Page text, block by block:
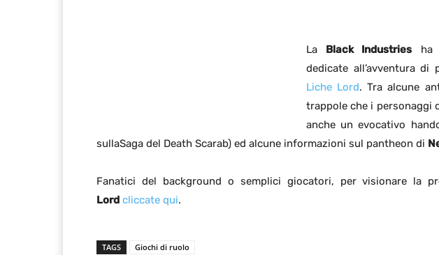
La Black Industries ha
dedicate all’avventura di
Liche Lord. Tra alcune
trappole che i personaggi
anche un evocativo
sullaSaga del Death Scarab) ed alcune informazioni sul pantheon di
Fanatici del background o semplici giocatori, per visionare la
Lord cliccate qui.
TAGS Giochi di ruolo